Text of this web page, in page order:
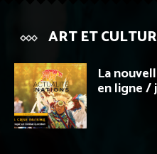
ART ET
La
en ligne /